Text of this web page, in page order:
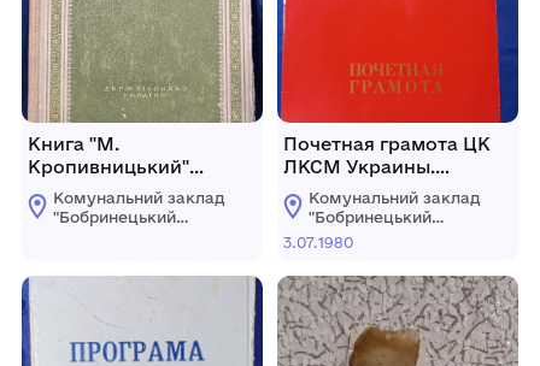
Книга "М.
Кропивницький"
"П'єси"
Комунальний заклад
"Бобринецький
імені Миколи
Бобринецької
Почетная грамота ЦК
ЛКСМ Украины.
Украины
Бобринецкому отряду "
Комсомольского
1980г. г. Киев
Комунальний заклад
"Бобринецький
міський
імені Миколи
Смоленчука"
Бобринецької
міської ради
3.07.1980